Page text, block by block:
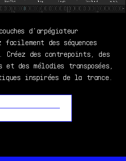
d’arpégiateur
facilement des séquences
Créez des contrepoints, des
et des mélodies transposées,
inspirées de la trance.